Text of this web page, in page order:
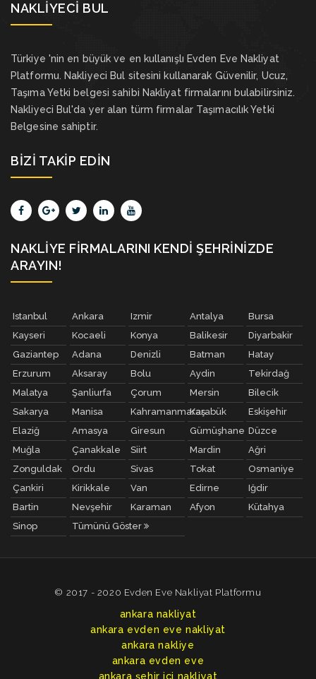
NAKLIYECI BUL
Türkiye 'nin en büyük ve en kullanışlı Evden Eve Nakliyat
Platformu. Nakliyeci Bul sitesini kullanarak Güvenilir, Ucuz,
Taşıma Yetki belgesi sahibi Nakliyat firmalarını bulabilirsiniz.
Nakliyeci Bul'da yer alan türm firmalar Taşımacılık Yetki
Belgesine sahiptir.
BIZI TAKIP EDIN
NAKLIYE FIRMALARINI KENDI ŞEHRINIZDE
ARAYIN!
Istanbul Ankara Izmir Antalya
Bursa
Kayseri
Kocaeli Konya Balikesir
Diyarbakir
Gaziantep
Adana Denizli Batman
Hatay
Erzurum
Aksaray Bolu Aydin
Tekirdağ
Malatya
Şanliurfa Çorum Mersin
Bilecik
Sakarya
Manisa KahramanmaraşKarabük
Eskişehir
Elaziğ
Amasya Giresun Gümüşhane Düzce
Muğla
Çanakkale Siirt Mardin
Ağri
Zonguldak
Ordu Sivas Tokat
Osmaniye
Çankiri
Kirikkale Van Edirne
Iğdir
Bartin
Nevşehir Karaman Afyon
Kütahya
Sinop
Tümünü Göster
© 2017 - 2020 Evden Eve Nakliyat Platformu
ankara nakliyat
ankara evden eve nakliyat
ankara nakliye
ankara evden eve
ankara şehir içi nakliyat